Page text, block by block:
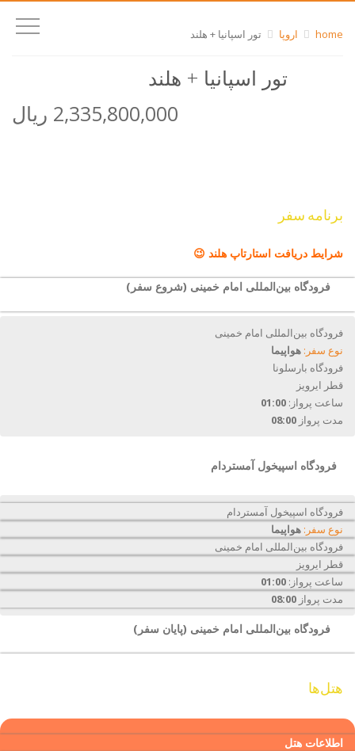
home اروپا تور اسپانیا + هلند
تور اسپانیا + هلند
2,335,800,000 ریال
برنامه سفر
شرایط دریافت استارتاپ هلند 😉
فرودگاه بین‌المللی امام خمینی (شروع سفر)
فرودگاه بین‌المللی امام خمینی
نوع سفر: هواپیما
فرودگاه بارسلونا
قطر ایرویز
ساعت پرواز: 01:00
مدت پرواز 08:00
فرودگاه اسپیخول آمستردام
فرودگاه اسپیخول آمستردام
نوع سفر: هواپیما
فرودگاه بین‌المللی امام خمینی
قطر ایرویز
ساعت پرواز: 01:00
مدت پرواز 08:00
فرودگاه بین‌المللی امام خمینی (پایان سفر)
هتل‌ها
اطلاعات هتل